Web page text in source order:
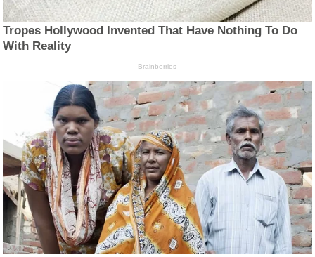
Tropes Hollywood Invented That Have Nothing To Do
With Reality
Brainberries